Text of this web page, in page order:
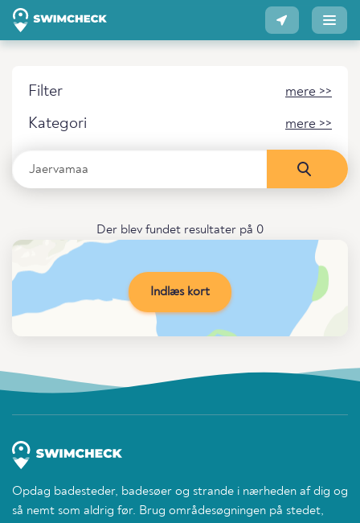
Filter mere >>
Kategori mere >>
Der blev fundet resultater på 0
Indlæs kort
Opdag badesteder, badesøer og strande i nærheden af dig og
så nemt som aldrig før. Brug områdesøgningen på stedet,